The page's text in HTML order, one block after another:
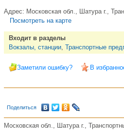
Адрес: Московская обл., Шатура г.,
Посмотреть на карте
Входит в разделы
Вокзалы, станции, Транспортные
Заметили ошибку? В
Поделиться
Московская обл., Шатура г.,